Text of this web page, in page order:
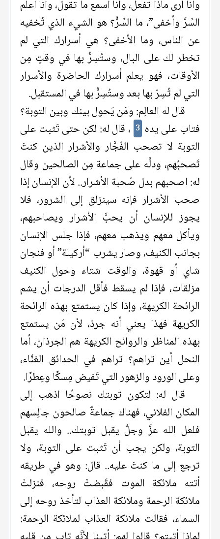
وأنا أرى ماذا تفعل، وأنا أسمع ما تقول، وأنا أعلم
السِّرَّ وأخفى”، ما السِّرُّ؟ هو الشيء الذي تُخفيه
عن الناس، وما الأخفى؟ هي أسرارك التي لم
تخطر لك على البال، وستُسِرُّ بها في وقتٍ مِن
الأوقات، فهو يعلم أسرارك الحاضرة والأسرار
التي لم تُسِرّ بها بعد وستُسِرُّ بها في المستقبل.
قال له العالِم: ومَن يَحول بينك وبين التوبة؟
فتاب على يده 3 ، قال له: لكن حتى تَثبت على
التوبة لا تصحب الفُجَّار والأشرار الذين كنتَ
تَصحبُهم، ودلَّه على جماعة مِن الصالحين وقال
له: اصحبهم بدل صُحبة الأشرار.. لأن الإنسان إذا
صحب الأشرار فإنه سينزلق إلى الشرور، فلا
يجوز للإنسان أن يحبَّ الأشرار ويصاحبهم،
ويأكل معهم ويذهب معهم، فإذا جلس الإنسان
بجانب الكنيف، وصار يشرب “أركيلة” أو فنجان
شاي أو قهوة، والوقت شتاء وحول الكنيف
مزلقات، فإذا لم يسقط فأقل الدرجات أن يشم
الرائحة الكريهة، وإذا كان يستمتع بهذه الرائحة
الكريهة فهذا يعني أنه جرذ، لأن مَن يستمتع
بهذه المناظر والروائح الكريهة هم الجرذان، أما
النحل أين تراهم؟ تراهم في الحدائق الغنَّاء،
وعلى الورود والزهور التي تَفيض مِسكًا وعِطرًا.
قال له: لتكون توبتك نصوحًا اذهب إلى
المكان الفلاني، فهناك جماعةٌ صالحون جالِسهم
فلعل الله عزَّ وجلَّ يقبل توبتك.. والله يقبل
التوبة، ولكن يجب أن تَثبت على التوبة، ولا
ترجع إلى ما كنتَ عليه.. قال: وهو في طريقه
أتته ملائكة الموت فقَبضتْ روحه، فنزلتْ
ملائكة الرحمة وملائكة العذاب لتأخذ روحه إلى
السماء، فقالت ملائكة العذاب لملائكة الرحمة: